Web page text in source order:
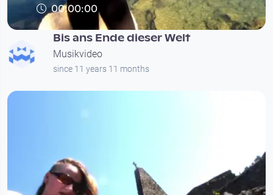
00:00:00
Bis ans Ende dieser Welt
Musikvideo
since 11 years 11 months